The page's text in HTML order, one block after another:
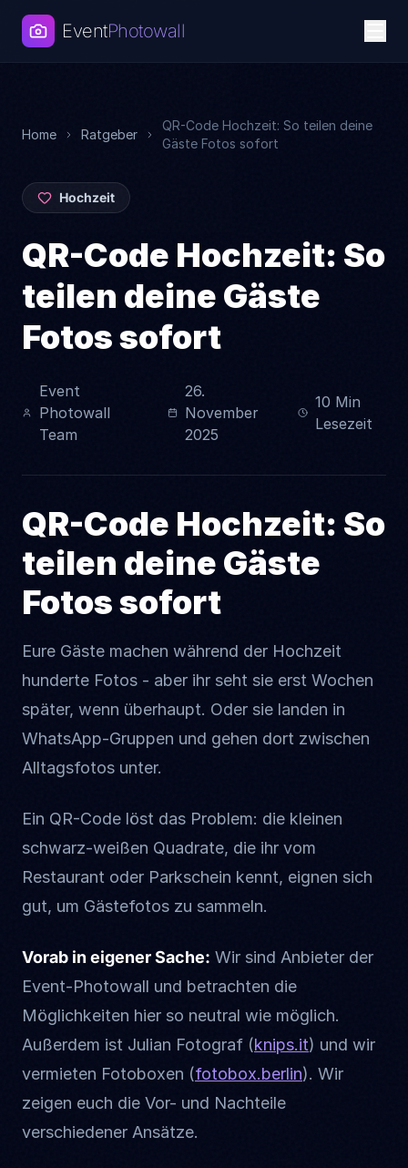
EventPhotowall
Home Ratgeber
QR-Code Hochzeit: So teilen deine
Gäste Fotos sofort
Hochzeit
QR-Code Hochzeit: So
teilen deine Gäste
Fotos sofort
Event
Photowall
Team
26.
November
2025
10 Min
Lesezeit
QR-Code Hochzeit: So
teilen deine Gäste
Fotos sofort
Eure Gäste machen während der Hochzeit
hunderte Fotos - aber ihr seht sie erst Wochen
später, wenn überhaupt. Oder sie landen in
WhatsApp-Gruppen und gehen dort zwischen
Alltagsfotos unter.
Ein QR-Code löst das Problem: die kleinen
schwarz-weißen Quadrate, die ihr vom
Restaurant oder Parkschein kennt, eignen sich
gut, um Gästefotos zu sammeln.
Vorab in eigener Sache: Wir sind Anbieter der
Event-Photowall und betrachten die
Möglichkeiten hier so neutral wie möglich.
Außerdem ist Julian Fotograf (knips.it) und wir
vermieten Fotoboxen (fotobox.berlin). Wir
zeigen euch die Vor- und Nachteile
verschiedener Ansätze.